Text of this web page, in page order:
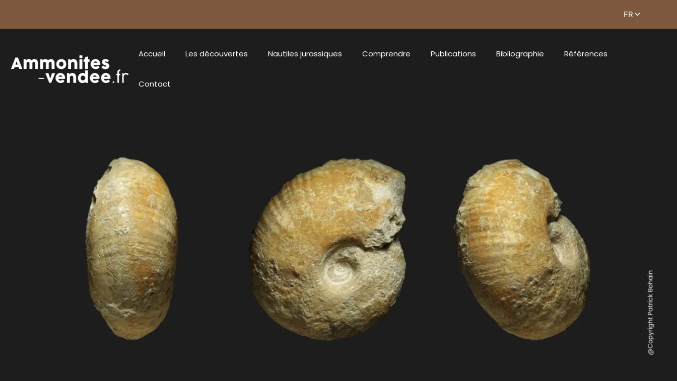
Accueil Les découvertes Nautiles jurassiques Comprendre Publications Bibliographie Références
Contact